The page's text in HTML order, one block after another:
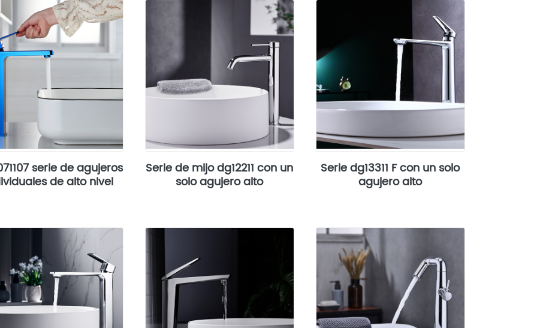
serie de agujeros
de alto nivel
Serie de mijo dg12211 con un
solo agujero alto
Serie dg13311 F con un solo
agujero alto